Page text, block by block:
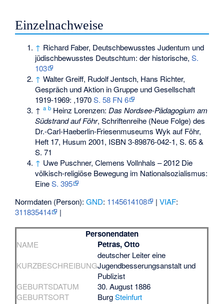
Einzelnachweise
↑ Richard Faber, Deutschbewusstes Judentum und
jüdischbewusstes Deutschtum: der historische,S.
103
↑ Walter Greiff, Rudolf Jentsch, Hans Richter,
Gespräch und Aktion in Gruppe und Gesellschaft
1919-1969: ,1970S. 58 FN 6
↑a b Heinz Lorenzen:Das Nordsee-Pädagogium am
Südstrand auf Föhr, Schriftenreihe (Neue Folge) des
Dr.-Carl-Haeberlin-Friesenmuseums Wyk auf Föhr,
Heft 17, Husum 2001, ISBN 3-89876-042-1, S. 65 &
S. 71
↑ Uwe Puschner, Clemens Vollnhals – 2012 Die
völkisch-religiöse Bewegung im Nationalsozialismus:
EineS. 395
Normdaten (Person):GND: 1145614108 |VIAF:
311835414
|
Personendaten
NAME Petras, Otto
KURZBESCHREIBUNG
deutscher Leiter eine
Jugendbesserungsanstalt und
Publizist
GEBURTSDATUM
30. August 1886
GEBURTSORT
BurgSteinfurt